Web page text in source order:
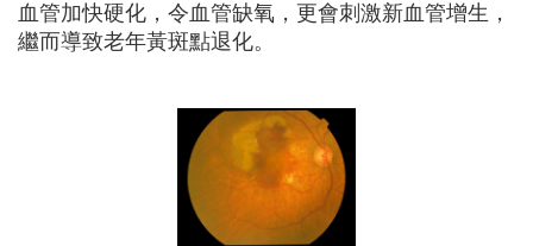
血管加快硬化，令血管缺氧，更會刺激新血管增生，
繼而導致老年黃斑點退化。